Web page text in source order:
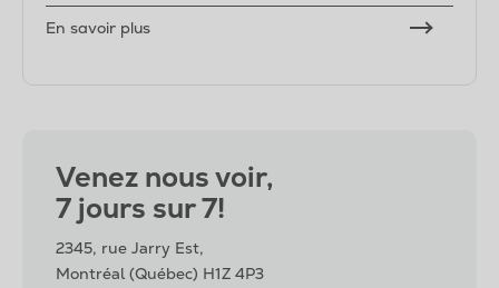
En savoir plus
Venez nous voir,
7 jours sur 7!
2345, rue Jarry Est,
Montréal (Québec) H1Z 4P3